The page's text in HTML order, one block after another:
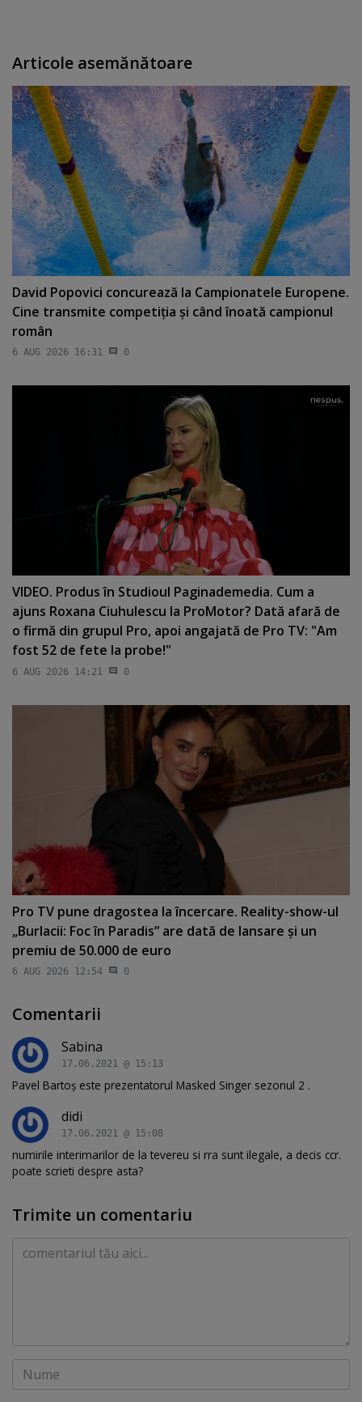
Articole asemănătoare
David Popovici concurează la Campionatele Europene.
Cine transmite competiţia şi când înoată campionul
român
6 AUG 2026 16:31 0
VIDEO. Produs în Studioul Paginademedia. Cum a
ajuns Roxana Ciuhulescu la ProMotor? Dată afară de
o firmă din grupul Pro, apoi angajată de Pro TV: "Am
fost 52 de fete la probe!"
6 AUG 2026 14:21 0
Pro TV pune dragostea la încercare. Reality-show-ul
„Burlacii: Foc în Paradis” are dată de lansare şi un
premiu de 50.000 de euro
6 AUG 2026 12:54 0
Comentarii
Sabina
17.06.2021 @ 15:13
Pavel Bartoș este prezentatorul Masked Singer sezonul 2 .
didi
17.06.2021 @ 15:08
numirile interimarilor de la tevereu si rra sunt ilegale, a decis ccr.
poate scrieti despre asta?
Trimite un comentariu
Comentariu
Nume